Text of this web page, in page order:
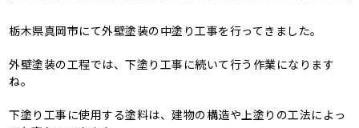
栃木県真岡市にて外壁塗装の中塗り工事を行ってきました。
外壁塗装の工程では、下塗り工事に続いて行う作業になります
ね。
下塗り工事に使用する塗料は、建物の構造や上塗りの工法によっ